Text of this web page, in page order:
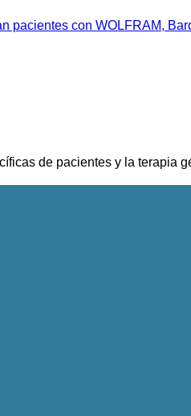
pacientes con WOLFRAM,
de pacientes y la terapia